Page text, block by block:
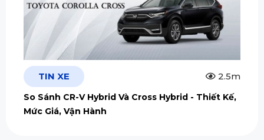
TIN XE 2.5m
So Sánh CR-V Hybrid Và Cross Hybrid - Thiết Kế,
Mức Giá, Vận Hành